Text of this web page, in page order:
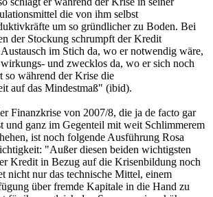
die von ihm selbst
um so gründlicher zu Boden. Bei
der Stockung schrumpft der Kredit
im Stich da, wo er notwendig wäre,
und zwecklos da, wo er sich noch
so während der Krise die
auf das Mindestmaß" (ibid).
Finanzkrise von 2007/8, die ja de facto gar
und ganz im Gegenteil mit weit Schlimmerem
ist noch folgende Ausführung Rosa
"Außer diesen beiden wichtigsten
Kredit in Bezug auf die Krisenbildung noch
nicht nur das technische Mittel, einem
über fremde Kapitale in die Hand zu